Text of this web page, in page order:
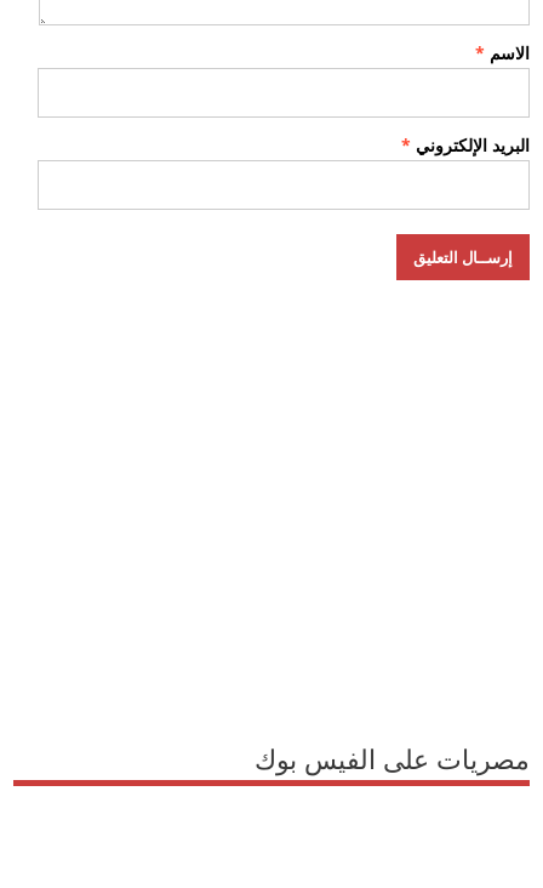
الاسم *
البريد الإلكتروني *
مصريات على الفيس بوك